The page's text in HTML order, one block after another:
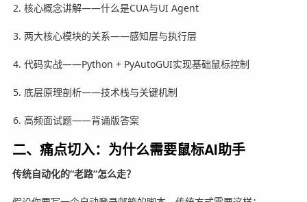
核心概念讲解——什么是CUA与UI Agent
两大核心模块的关系——感知层与执行层
代码实战——Python + PyAutoGUI实现基础鼠标控制
底层原理剖析——技术栈与关键机制
高频面试题——背诵版答案
二、痛点切入：为什么需要鼠标AI助手
传统自动化的“老路”怎么走？